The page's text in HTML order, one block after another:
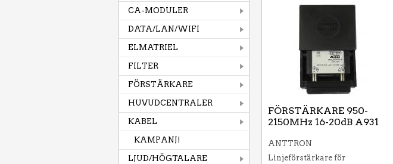
CA-MODULER
DATA/LAN/WIFI
ELMATRIEL
FILTER
FÖRSTÄRKARE
HUVUDCENTRALER
KABEL
KAMPANJ!
LJUD/HÖGTALARE
FÖRSTÄRKARE 950-
2150MHz 16-20dB A931
ANTTRON
Linjeförstärkare för